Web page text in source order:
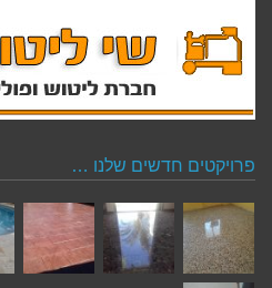
פרויקטים חדשים שלנו …